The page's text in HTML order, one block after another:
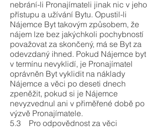
nebrání-li Pronajímateli jinak nic v jeho
přístupu a užívání Bytu. Opustil-li
Nájemce Byt takovým způsobem, že
nájem lze bez jakýchkoli pochybností
považovat za skončený, má se Byt za
odevzdaný ihned. Pokud Nájemce byt
v termínu nevyklidí, je Pronajímatel
oprávněn Byt vyklidit na náklady
Nájemce a věci po deseti dnech
zpeněžit, pokud si je Nájemce
nevyzvednul ani v přiměřené době po
výzvě Pronajímatele.
5.3 Pro odpovědnost za věci